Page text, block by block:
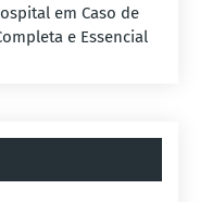
em Caso de
e Essencial